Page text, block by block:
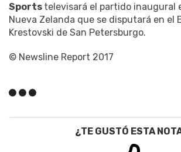
Sports televisará el partido inaugural
Nueva Zelanda que se disputará en el
Krestovski de San Petersburgo.
© Newsline Report 2017
¿TE GUSTÓ ESTA